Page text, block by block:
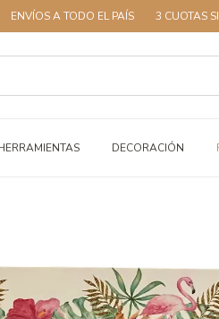
TODO EL PAÍS 3 CUOTAS SIN INTERÉS
DECORACIÓN